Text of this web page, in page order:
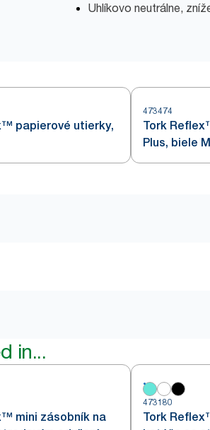
Uhlíkovo neutrálne,
papierové utierky,
473474
Tork
Plus, biele
in...
mini zásobník na
473180
Tork